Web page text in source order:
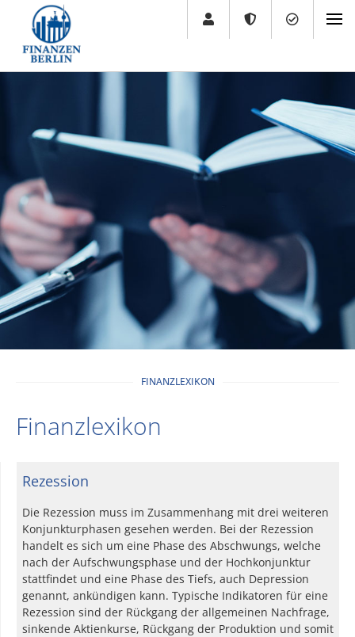
FINANZLEXIKON
Finanzlexikon
Rezession
Die Rezession muss im Zusammenhang mit drei weiteren
Konjunkturphasen gesehen werden. Bei der Rezession
handelt es sich um eine Phase des Abschwungs, welche
nach der Aufschwungsphase und der Hochkonjunktur
stattfindet und eine Phase des Tiefs, auch Depression
genannt, ankündigen kann. Typische Indikatoren für eine
Rezession sind der Rückgang der allgemeinen Nachfrage,
sinkende Aktienkurse, Rückgang der Produktion und somit